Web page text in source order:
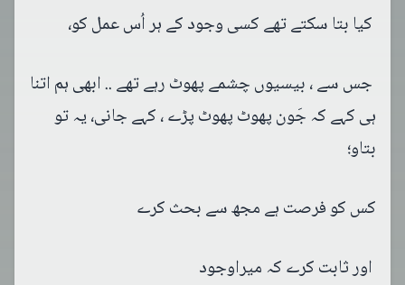
کیا بتا سکتے تھے کسی وجود کے ہر اُس عمل کو،
جس سے ، بیسیوں چشمے پھوٹ رہے تھے .. ابھی ہم اتنا
ہی کہے کہ جَون پھوٹ پھوٹ پڑے ، کہے جانی، یہ تو
بتاو؛
کس کو فرصت ہے مجھ سے بحث کرے
اور ثابت کرے کہ میراوجود